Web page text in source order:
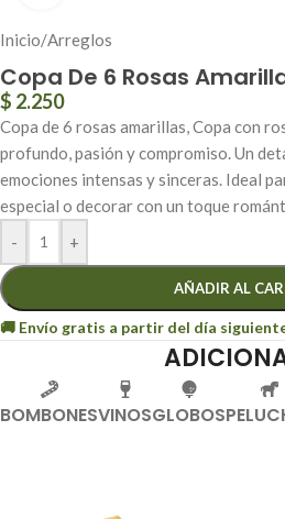
Inicio/Arreglos
Copa De 6 Rosas
$ 2.250
Copa de 6 rosas amarillas, Copa con
profundo, pasión y compromiso. Un
emociones intensas y sinceras. Ideal
especial o decorar con un toque
-
+
AÑADIR AL
BOMBONESVINOSGLOBOS